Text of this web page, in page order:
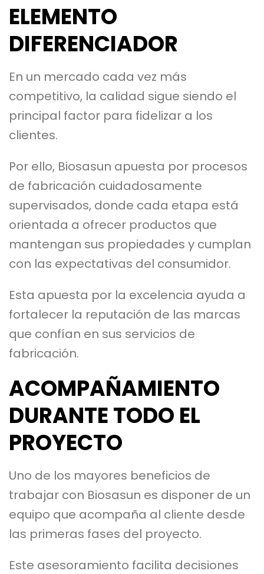
ELEMENTO
DIFERENCIADOR
En un mercado cada vez más
competitivo, la calidad sigue siendo el
principal factor para fidelizar a los
clientes.
Por ello, Biosasun apuesta por procesos
de fabricación cuidadosamente
supervisados, donde cada etapa está
orientada a ofrecer productos que
mantengan sus propiedades y cumplan
con las expectativas del consumidor.
Esta apuesta por la excelencia ayuda a
fortalecer la reputación de las marcas
que confían en sus servicios de
fabricación.
ACOMPAÑAMIENTO
DURANTE TODO EL
PROYECTO
Uno de los mayores beneficios de
trabajar con Biosasun es disponer de un
equipo que acompaña al cliente desde
las primeras fases del proyecto.
Este asesoramiento facilita decisiones